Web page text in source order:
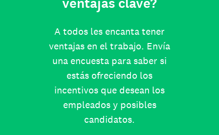
A todos les encanta tener
ventajas en el trabajo. Envía
una encuesta para saber si
estás ofreciendo los
incentivos que desean los
empleados y posibles
candidatos.